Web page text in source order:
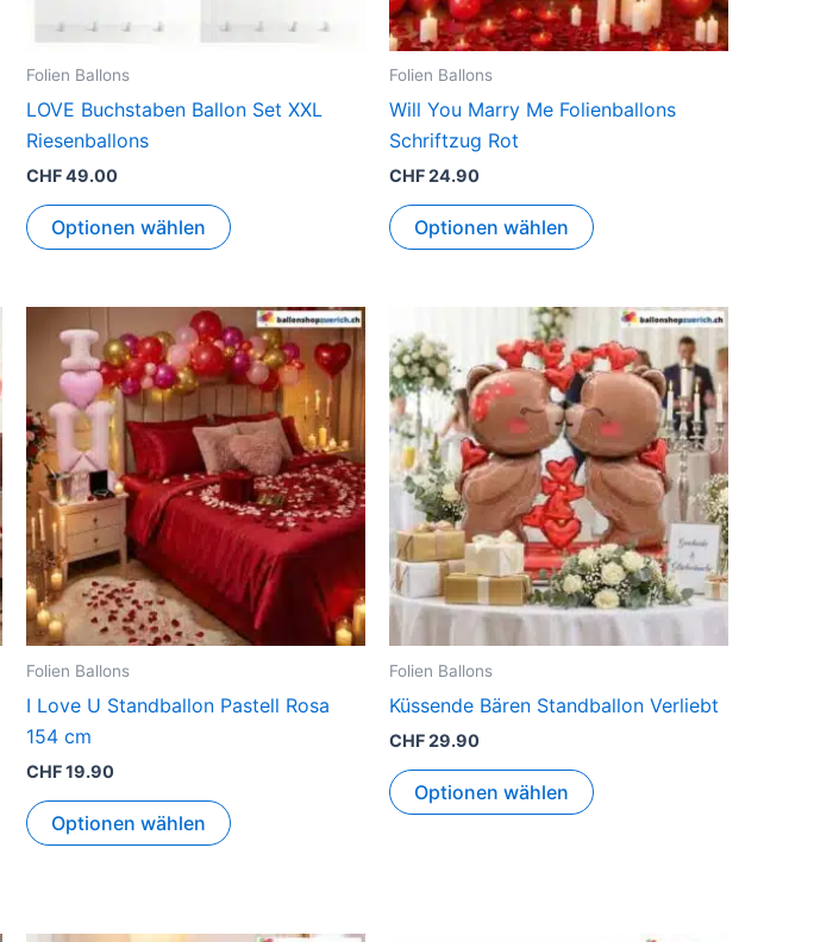
Folien Ballons
LOVE Buchstaben Ballon Set XXL
Riesenballons
CHF49.00
Optionen wählen
der
gewählt
Folien Ballons
Will You Marry Me Folienballons
Schriftzug Rot
CHF24.90
Optionen wählen
Folien Ballons
I Love U Standballon Pastell Rosa
154 cm
CHF19.90
Optionen wählen
Folien Ballons
Küssende Bären Standballon Verliebt
CHF29.90
Optionen wählen